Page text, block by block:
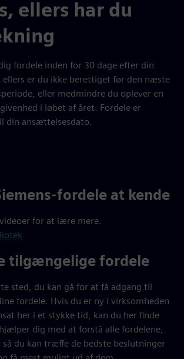
ellers har du
fordele inden for 30 dage efter din
er du ikke berettiget før den næste
eller medmindre du oplever en
i løbet af året. Fordele er
din ansættelsesdato.
fordele at kende
for at lære mere.
tilgængelige fordele
sted, du kan gå for at få adgang til
fordele. Hvis du er ny i virksomheden
her i et stykke tid, kan du her finde
dig med at forstå alle fordelene,
så du kan træffe de bedste beslutninger